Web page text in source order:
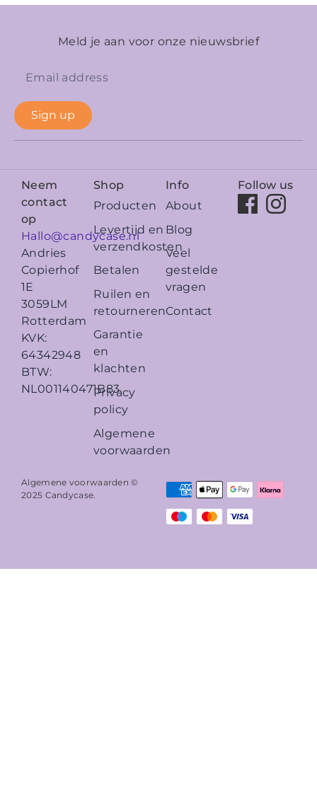
Meld je aan voor onze nieuwsbrief
Sign up
Neem
contact
op
Hallo@candycase.nl
Andries
Copierhof
1E
3059LM
Rotterdam
KVK:
64342948
BTW:
NL001140471B83
Shop
Producten
Levertijd en
verzendkosten
Betalen
Ruilen en
retourneren
Garantie
en
klachten
Privacy
policy
Algemene
voorwaarden
Info
About
Blog
Veel
gestelde
vragen
Contact
Follow us
Algemene voorwaarden ©
2025 Candycase.